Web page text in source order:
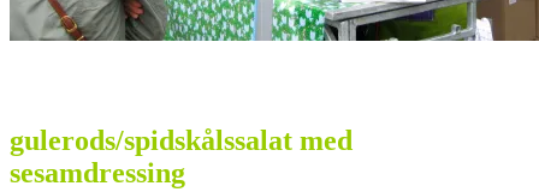
gulerods/spidskålssalat med
sesamdressing